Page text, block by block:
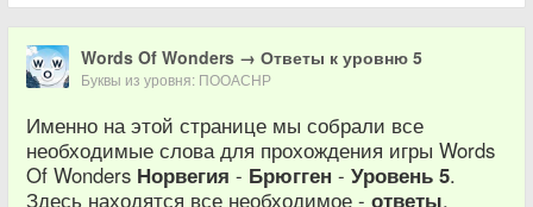
Words Of Wonders → Ответы к уровню 5
Буквы из уровня: ПООАСНР
Именно на этой странице мы собрали все
необходимые слова для прохождения игры Words
Of Wonders Норвегия - Брюгген - Уровень 5.
Здесь находятся все необходимое - ответы,